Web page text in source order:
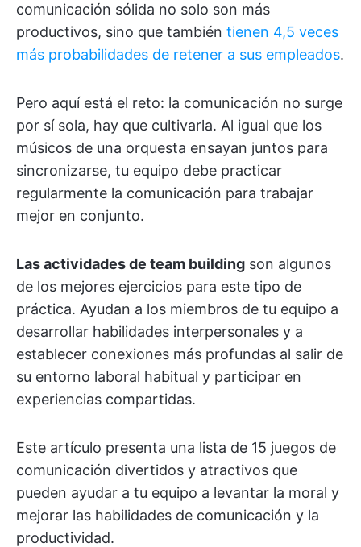
comunicación sólida no solo son más
productivos, sino que también tienen 4,5 veces
más probabilidades de retener a sus empleados.
Pero aquí está el reto: la comunicación no surge
por sí sola, hay que cultivarla. Al igual que los
músicos de una orquesta ensayan juntos para
sincronizarse, tu equipo debe practicar
regularmente la comunicación para trabajar
mejor en conjunto.
Las actividades de team building son algunos
de los mejores ejercicios para este tipo de
práctica. Ayudan a los miembros de tu equipo a
desarrollar habilidades interpersonales y a
establecer conexiones más profundas al salir de
su entorno laboral habitual y participar en
experiencias compartidas.
Este artículo presenta una lista de 15 juegos de
comunicación divertidos y atractivos que
pueden ayudar a tu equipo a levantar la moral y
mejorar las habilidades de comunicación y la
productividad.